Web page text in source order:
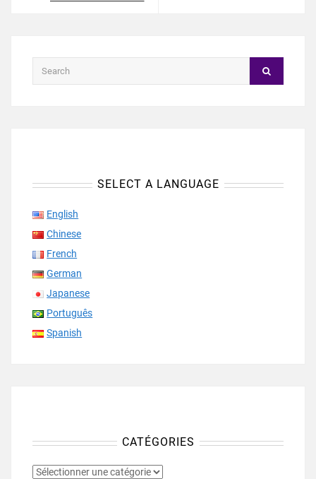
SELECT A LANGUAGE
English
Chinese
French
German
Japanese
Português
Spanish
CATÉGORIES
CATÉGORIES